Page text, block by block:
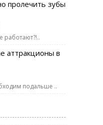
пролечить зубы
работают?!..
аттракционы в
подальше ..